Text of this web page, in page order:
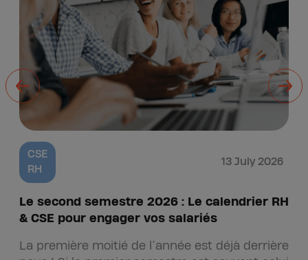
CSE
RH
13 July 2026
Le second semestre 2026 : Le calendrier RH
& CSE pour engager vos salariés
La première moitié de l’année est déjà derrière